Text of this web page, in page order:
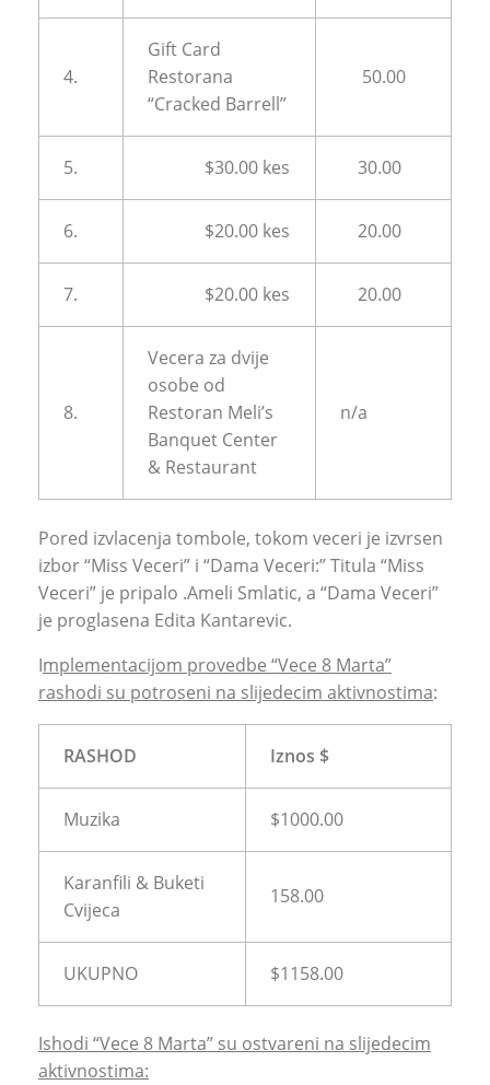
4.
Gift Card
Restorana
“Cracked Barrell”
50.00
5. $30.00 kes 30.00
6. $20.00 kes 20.00
7. $20.00 kes 20.00
8.
Vecera za dvije
osobe od
Restoran Meli’s
Banquet Center
& Restaurant
n/a
Pored izvlacenja tombole, tokom veceri je izvrsen
izbor “Miss Veceri” i “Dama Veceri:” Titula “Miss
Veceri” je pripalo .Ameli Smlatic, a “Dama Veceri”
je proglasena Edita Kantarevic.
Implementacijom provedbe “Vece 8 Marta”
rashodi su potroseni na slijedecim aktivnostima:
RASHOD Iznos $
Muzika $1000.00
Karanfili & Buketi
Cvijeca
158.00
UKUPNO $1158.00
Ishodi “Vece 8 Marta” su ostvareni na slijedecim
aktivnostima: